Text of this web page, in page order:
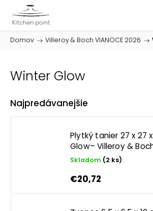
Domov / Villeroy & Boch VIANOCE 2026 /
Winter Glow
Najpredávanejšie
Plytký tanier 27 x 27
Glow– Villeroy &
Skladom (2 ks)
€20,72